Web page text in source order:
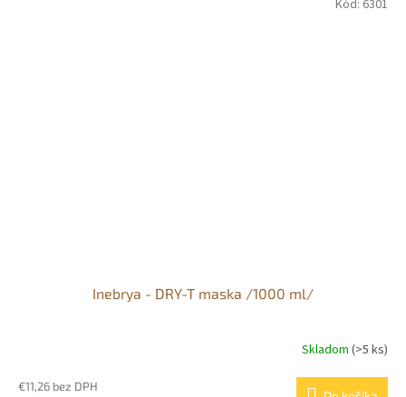
Inebrya - DRY-T maska /1000 ml/
Skladom (>5 ks)
€11,26 bez DPH
Kód: 6301